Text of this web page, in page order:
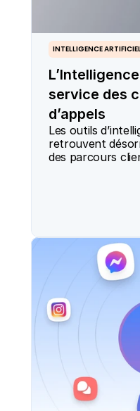
service des
d’appels
INTELLIGENCE
Les outils
retrouvent
des parcours